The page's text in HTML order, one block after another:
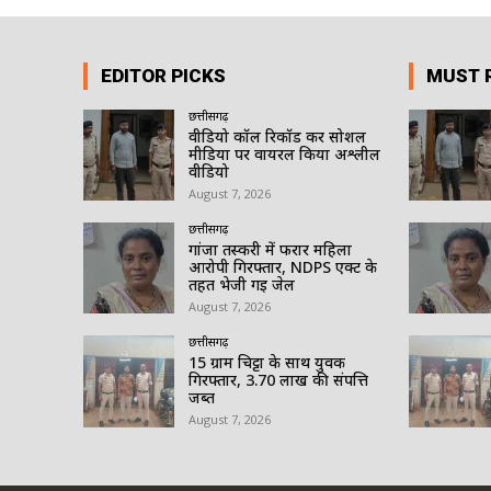
EDITOR PICKS
छत्तीसगढ़
वीडियो कॉल रिकॉर्ड कर सोशल
मीडिया पर वायरल किया अश्लील
वीडियो
August 7, 2026
छत्तीसगढ़
गांजा तस्करी में फरार महिला
आरोपी गिरफ्तार, NDPS एक्ट के
तहत भेजी गई जेल
August 7, 2026
छत्तीसगढ़
15 ग्राम चिट्टा के साथ युवक
गिरफ्तार, 3.70 लाख की संपत्ति
जब्त
August 7, 2026
MUST